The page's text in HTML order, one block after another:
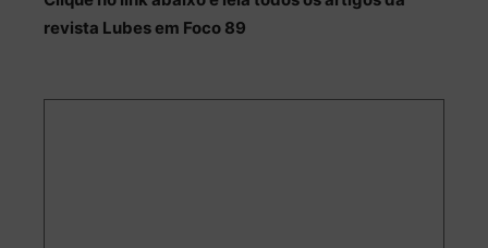
revista Lubes em Foco 89